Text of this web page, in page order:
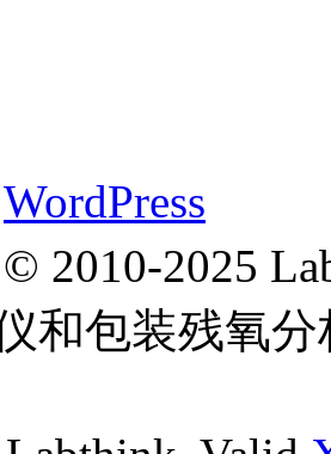
WordPress
2010-2025
和包装残氧